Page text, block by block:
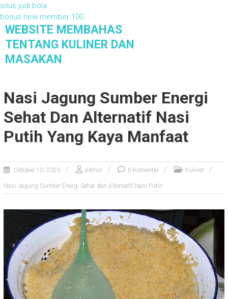
situs judi bola
bonus new member 100
WEBSITE MEMBAHAS
TENTANG KULINER DAN
MASAKAN
Nasi Jagung Sumber Energi
Sehat Dan Alternatif Nasi
Putih Yang Kaya Manfaat
Oktober 10, 2025 admin 0 Komentar Kuliner
Nasi Jagung Sumber Energi Sehat dan Alternatif Nasi Putih